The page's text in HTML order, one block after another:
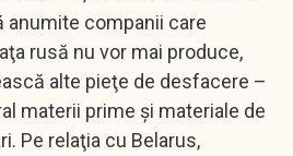
anumite companii care
rusă nu vor mai produce,
alte pieţe de desfacere –
materii prime şi materiale de
Pe relaţia cu Belarus,